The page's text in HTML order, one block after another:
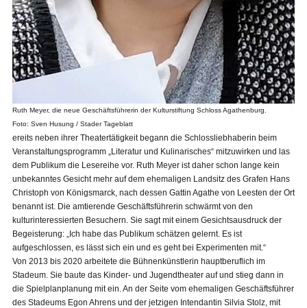
Ruth Meyer, die neue Geschäftsführerin der Kulturstiftung Schloss Agathenburg.
Foto: Sven Husung / Stader Tageblatt
ereits neben ihrer Theatertätigkeit begann die Schlossliebhaberin beim
Veranstaltungsprogramm „Literatur und Kulinarisches“ mitzuwirken und las
dem Publikum die Lesereihe vor. Ruth Meyer ist daher schon lange kein
unbekanntes Gesicht mehr auf dem ehemaligen Landsitz des Grafen Hans
Christoph von Königsmarck, nach dessen Gattin Agathe von Leesten der Ort
benannt ist. Die amtierende Geschäftsführerin schwärmt von den
kulturinteressierten Besuchern. Sie sagt mit einem Gesichtsausdruck der
Begeisterung: „Ich habe das Publikum schätzen gelernt. Es ist
aufgeschlossen, es lässt sich ein und es geht bei Experimenten mit.“
Von 2013 bis 2020 arbeitete die Bühnenkünstlerin hauptberuflich im
Stadeum. Sie baute das Kinder- und Jugendtheater auf und stieg dann in
die Spielplanplanung mit ein. An der Seite vom ehemaligen Geschäftsführer
des Stadeums Egon Ahrens und der jetzigen Intendantin Silvia Stolz, mit